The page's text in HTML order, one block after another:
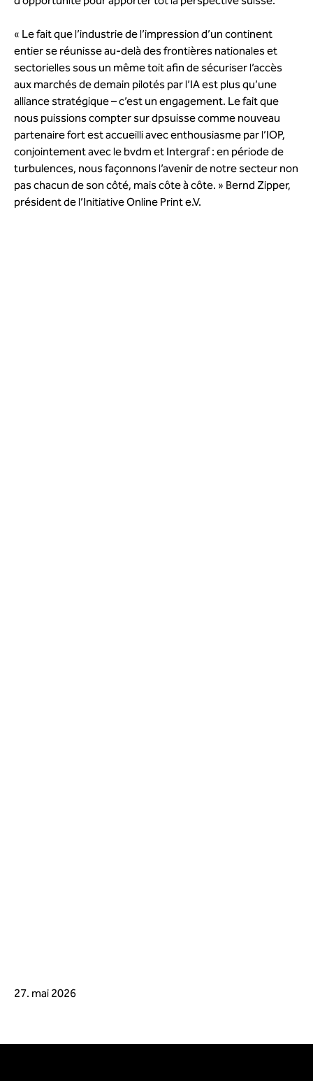
« Le fait que l’industrie de l’impression d’un continent
entier se réunisse au-delà des frontières nationales et
sectorielles sous un même toit afin de sécuriser l’accès
aux marchés de demain pilotés par l’IA est plus qu’une
alliance stratégique – c’est un engagement. Le fait que
nous puissions compter sur dpsuisse comme nouveau
partenaire fort est accueilli avec enthousiasme par l’IOP,
conjointement avec le bvdm et Intergraf : en période de
turbulences, nous façonnons l’avenir de notre secteur non
pas chacun de son côté, mais côte à côte. » Bernd Zipper,
président de l’Initiative Online Print e.V.
27. mai 2026